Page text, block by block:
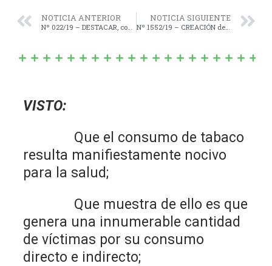
NOTICIA ANTERIOR
Nº 022/19 – DESTACAR, con un merecido Reconocimiento, como “PERSONALIDAD DESTACADA”, al Sr. Fernando Muraro, Artista Transformista, “LA FER”.
NOTICIA SIGUIENTE
Nº 1552/19 – CREACIÓN del Escudo Representativo de la Localidad de J. J. ALMEYRA.
VISTO:
Que el consumo de tabaco
resulta manifiestamente nocivo
para la salud;
Que muestra de ello es que
genera una innumerable cantidad
de víctimas por su consumo
directo e indirecto;